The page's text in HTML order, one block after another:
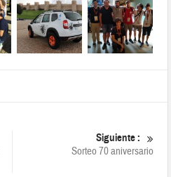
Siguiente :
Sorteo 70 aniversario